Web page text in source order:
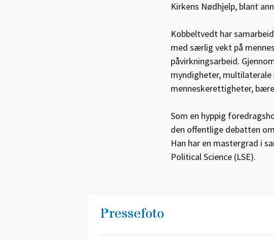
Kirkens Nødhjelp, blant
Kobbeltvedt har
med særlig vekt på
påvirkningsarbeid.
myndigheter,
menneskerettigheter,
Som en hyppig
den offentlige debatten
Han har en mastergrad i
Political Science (LSE).
Pressefoto